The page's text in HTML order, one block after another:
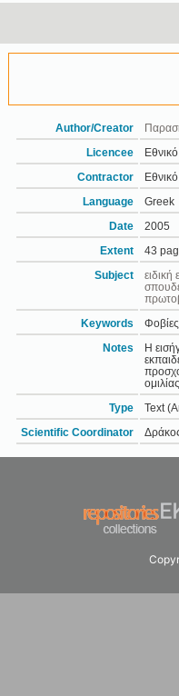
Author/Creator
Licencee
Contractor
Language Greek
Date 2005
Extent 43
Subject
ειδική
Keywords
Notes
Η
Type Text
Scientific Coordinator